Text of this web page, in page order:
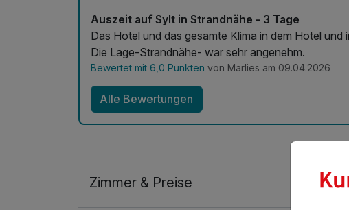
Auszeit auf Sylt in Strandnähe - 3 Tage
Das Hotel und das gesamte Klima in dem Hotel und in derGastronimie hat mir sehr gut gefallen.
Die Lage-Strandnähe- war sehr angenehm.
Bewertet mit 6,0 Punkten von Marlies am 09.04.2026
Alle Bewertungen
Zimmer & Preise